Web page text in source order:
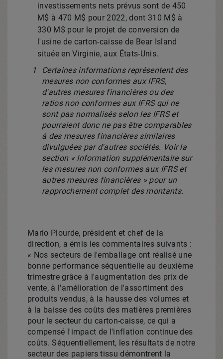
investissements nets prévus sont de 450
M$ à 470 M$ pour 2022, dont 310 M$ à
330 M$ pour le projet de conversion de
l'usine de carton-caisse de Bear Island
située en Virginie, aux États-Unis.
1
Certaines informations représentent des
mesures non conformes aux IFRS,
d'autres mesures financières ou des
ratios non conformes aux IFRS qui ne
sont pas normalisés selon les IFRS et
pourraient donc ne pas être comparables
à des mesures financières similaires
divulguées par d'autres sociétés. Voir la
section « Information supplémentaire sur
les mesures non conformes aux IFRS et
autres mesures financières » pour un
rapprochement complet des montants.
Mario Plourde, président et chef de la
direction, a émis les commentaires suivants :
« Nos secteurs de l'emballage ont réalisé une
bonne performance séquentielle au deuxième
trimestre grâce à l'augmentation des prix de
vente, à l'amélioration de l'assortiment des
produits vendus, à la hausse des volumes et
à la baisse des coûts des matières premières
pour le secteur du carton-caisse, ce qui a
compensé l'impact de l'inflation continue des
coûts. Séquentiellement, les résultats de notre
secteur des papiers tissu démontrent la